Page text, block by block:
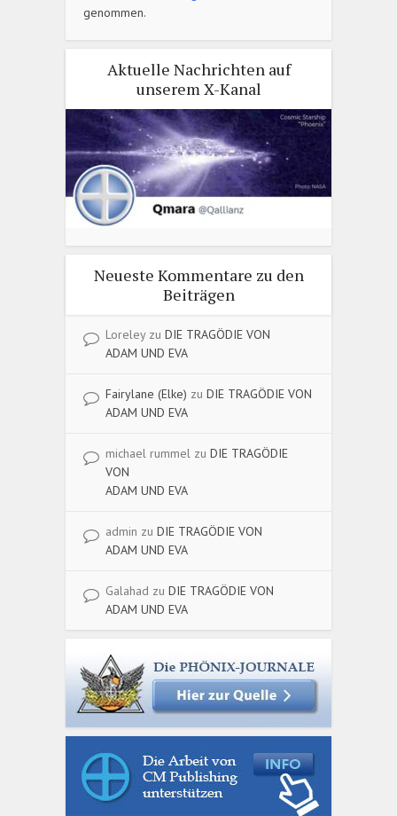
genommen.
Aktuelle Nachrichten auf
unserem X-Kanal
Neueste Kommentare zu den
Beiträgen
Loreleyzu DIE TRAGÖDIE VON
ADAM UND EVA
Fairylane (Elke) zu DIE TRAGÖDIE VON
ADAM UND EVA
michael rummel zu DIE TRAGÖDIE
VON
ADAM UND EVA
admin zu DIE TRAGÖDIE VON
ADAM UND EVA
Galahad zu DIE TRAGÖDIE VON
ADAM UND EVA